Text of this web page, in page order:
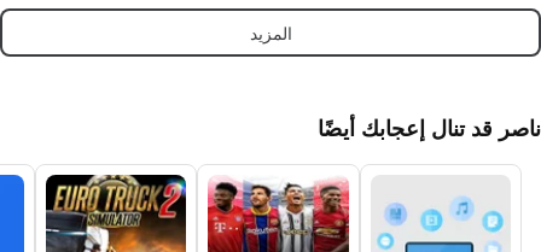
للمشاهدة المحلية
المزيد
ناصر قد تنال إعجابك أيضًا